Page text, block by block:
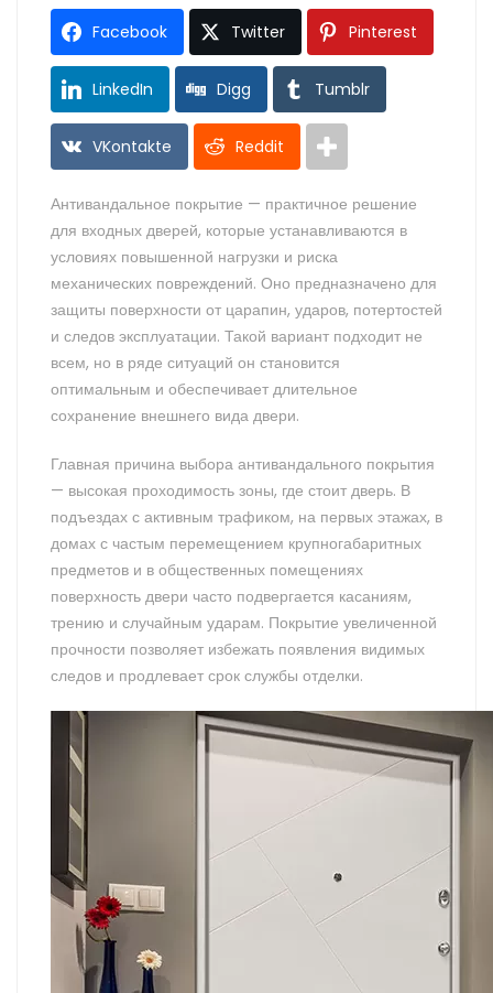
Facebook Twitter Pinterest
LinkedIn Digg Tumblr
VKontakte Reddit
Антивандальное покрытие — практичное решение
для входных дверей, которые устанавливаются в
условиях повышенной нагрузки и риска
механических повреждений. Оно предназначено для
защиты поверхности от царапин, ударов, потертостей
и следов эксплуатации. Такой вариант подходит не
всем, но в ряде ситуаций он становится
оптимальным и обеспечивает длительное
сохранение внешнего вида двери.
Главная причина выбора антивандального покрытия
— высокая проходимость зоны, где стоит дверь. В
подъездах с активным трафиком, на первых этажах, в
домах с частым перемещением крупногабаритных
предметов и в общественных помещениях
поверхность двери часто подвергается касаниям,
трению и случайным ударам. Покрытие увеличенной
прочности позволяет избежать появления видимых
следов и продлевает срок службы отделки.